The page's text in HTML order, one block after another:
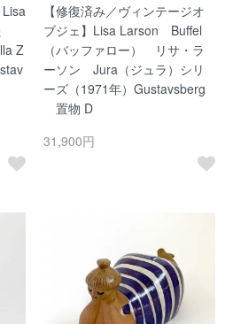
Z
【修復済み／ヴィンテージオ
ブジェ】Lisa Larson Buffel
（バッファロー） リサ・ラ
ーソン Jura（ジュラ）シリ
ーズ（1971年）Gustavsberg
置物 D
31,900円